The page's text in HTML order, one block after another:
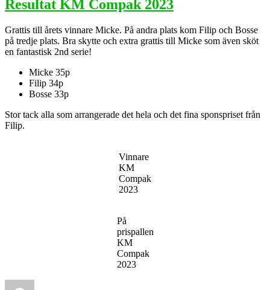
Resultat KM Compak 2023
Grattis till årets vinnare Micke. På andra plats kom Filip och Bosse
på tredje plats. Bra skytte och extra grattis till Micke som även sköt
en fantastisk 2nd serie!
Micke 35p
Filip 34p
Bosse 33p
Stor tack alla som arrangerade det hela och det fina sponspriset från
Filip.
Vinnare
KM
Compak
2023
På
prispallen
KM
Compak
2023